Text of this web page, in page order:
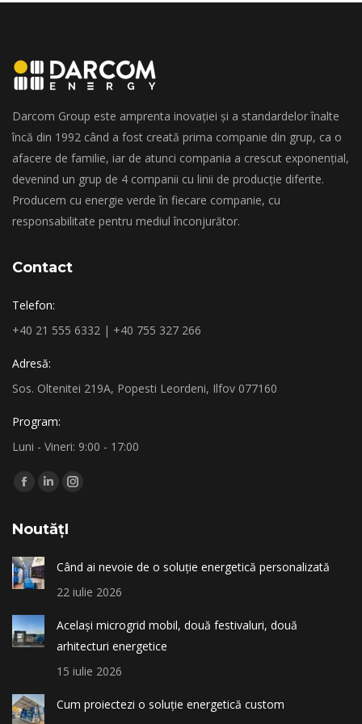
Darcom Group este amprenta inovației și a standardelor înalte
încă din 1992 când a fost creată prima companie din grup, ca o
afacere de familie, iar de atunci compania a crescut exponențial,
devenind un grup de 4 companii cu linii de producție diferite.
Producem cu energie verde în fiecare companie, cu
responsabilitate pentru mediul înconjurător.
Contact
Telefon:
+40 21 555 6332 | +40 755 327 266
Adresă:
Sos. Oltenitei 219A, Popesti Leordeni, Ilfov 077160
Program:
Luni - Vineri: 9:00 - 17:00
Find us on:
Facebook
opens
in
new
window
Linkedin
opens
new
window
Instagram
new
window
NoutățI
Când ai nevoie de o soluție energetică personalizată
22 iulie 2026
Același microgrid mobil, două festivaluri, două
arhitecturi energetice
15 iulie 2026
Cum proiectezi o soluție energetică custom